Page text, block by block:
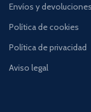
Envíos y devoluciones
Política de cookies
Política de privacidad
Aviso legal